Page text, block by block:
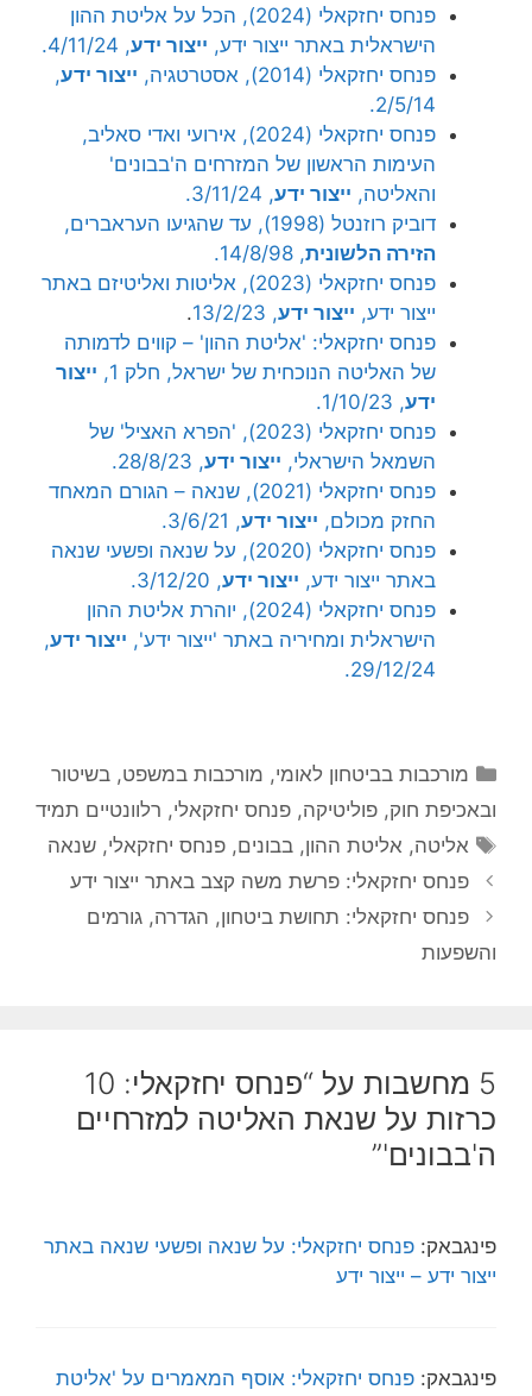
פנחס יחזקאלי (2024), הכל על אליטת ההון
הישראלית באתר ייצור ידע, ייצור ידע, 4/11/24.
פנחס יחזקאלי (2014), אסטרטגיה,
ייצור ידע,
2/5/14.
פנחס יחזקאלי (2024), אירועי ואדי סאליב,
העימות הראשון של המזרחים ה'בבונים'
והאליטה, ייצור ידע, 3/11/24.
דוביק רוזנטל (1998), עד שהגיעו העראברים,
הזירה הלשונית, 14/8/98.
פנחס יחזקאלי (2023), אליטות ואליטיזם באתר
ייצור ידע, ייצור ידע, 13/2/23
.
פנחס יחזקאלי: 'אליטת ההון' – קווים לדמותה
של האליטה הנוכחית של ישראל, חלק 1,
ייצור
ידע, 1/10/23.
פנחס יחזקאלי (2023), 'הפרא האציל' של
השמאל הישראלי, ייצור ידע, 28/8/23.
פנחס יחזקאלי (2021), שנאה – הגורם המאחד
החזק מכולם, ייצור ידע, 3/6/21.
פנחס יחזקאלי (2020), על שנאה ופשעי שנאה
באתר ייצור ידע, ייצור ידע, 3/12/20.
פנחס יחזקאלי (2024), יוהרת אליטת ההון
הישראלית ומחיריה באתר 'ייצור ידע', ייצור ידע,
29/12/24.
קטגוריות
מורכבות בביטחון לאומי, מורכבות במשפט, בשיטור
ובאכיפת חוק, פוליטיקה, פנחס יחזקאלי, רלוונטיים תמיד
תגיות
אליטה, אליטת ההון,בבונים,פנחס יחזקאלי,שנאה
פנחס יחזקאלי: פרשת משה קצב באתר ייצור ידע
פנחס יחזקאלי: תחושת ביטחון, הגדרה, גורמים
והשפעות
5 מחשבות על “פנחס יחזקאלי: 10
כרזות על שנאת האליטה למזרחיים
ה'בבונים'”
פינגבאק: פנחס יחזקאלי: על שנאה ופשעי שנאה באתר
ייצור ידע – ייצור ידע
פינגבאק: פנחס יחזקאלי: אוסף המאמרים על 'אליטת